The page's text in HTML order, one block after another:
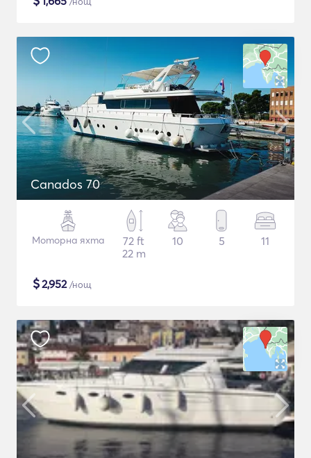
Canados 70
Моторна яхта
72 ft
22 m
10 5 11
$2,952/нощ